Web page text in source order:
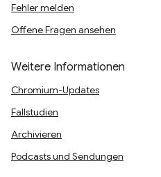
Fehler melden
Offene Fragen ansehen
Weitere Informationen
Chromium-Updates
Fallstudien
Archivieren
Podcasts und Sendungen